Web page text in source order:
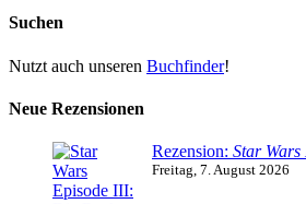
Suchen
Nutzt auch unseren Buchfinder!
Neue Rezensionen
Rezension: Star
Freitag, 7. August 2026